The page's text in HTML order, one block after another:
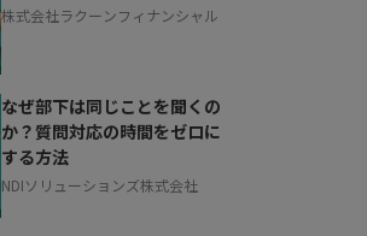
株式会社ラクーンフィナンシャル
なぜ部下は同じことを聞くの
か？質問対応の時間をゼロに
する方法
NDIソリューションズ株式会社